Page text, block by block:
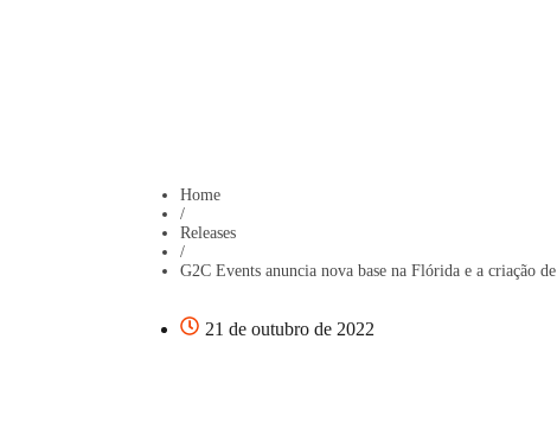
Home
/
Releases
/
G2C Events anuncia nova base na Flórida e a criação
21 de outubro de 2022